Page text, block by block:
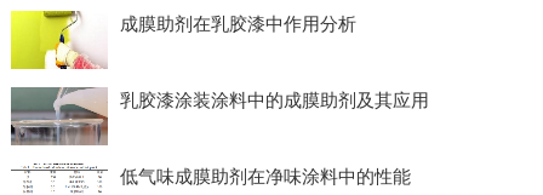
成膜助剂在乳胶漆中作用分析
乳胶漆涂装涂料中的成膜助剂及其应用
低气味成膜助剂在净味涂料中的性能